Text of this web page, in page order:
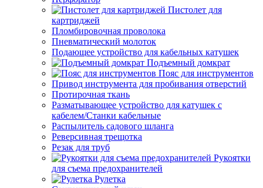
Пистолет для
картриджей
Пломбировочная проволока
Пневматический молоток
Подающее устройство для кабельных катушек
Подъемный домкрат
Пояс для инструментов
Привод инструмента для пробивания отверстий
Протирочная ткань
Разматывающее устройство для катушек с
кабелем/Станки кабельные
Распылитель садового шланга
Реверсивная трещотка
Резак для труб
Рукоятки
для съема предохранителей
Рулетка